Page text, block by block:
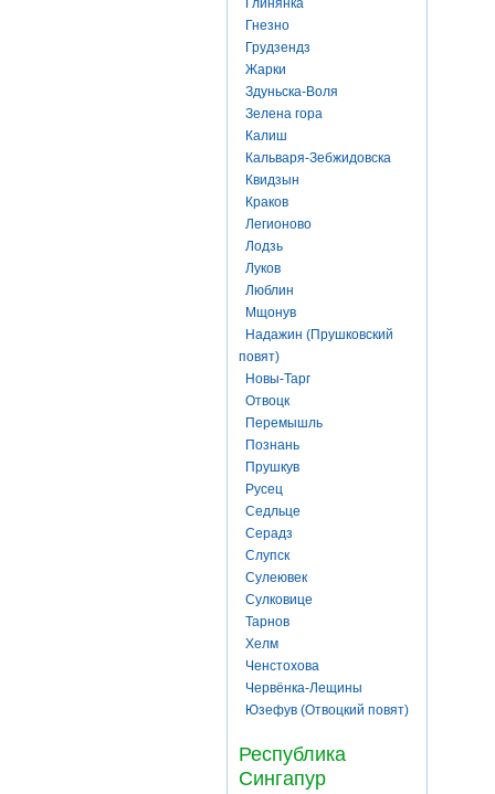
Глинянка
Гнезно
Грудзендз
Жарки
Здуньска-Воля
Зелена гора
Калиш
Кальваря-Зебжидовска
Квидзын
Краков
Легионово
Лодзь
Луков
Люблин
Мщонув
Надажин (Прушковский
повят)
Новы-Тарг
Отвоцк
Перемышль
Познань
Прушкув
Русец
Седльце
Серадз
Слупск
Сулеювек
Сулковице
Тарнов
Хелм
Ченстохова
Червёнка-Лещины
Юзефув (Отвоцкий повят)
Республика
Сингапур